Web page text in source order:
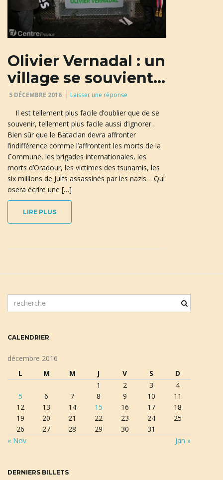
Olivier Vernadal : un
village se souvient…
5 DÉCEMBRE 2016 Laisser une réponse
Il est tellement plus facile d’oublier que de se
souvenir, tellement plus facile aussi d’ignorer.
Bien sûr que le Bataclan devra affronter
l’indifférence comme l’affrontent les morts de la
Commune, les brigades internationales, les
morts d’Oradour, les victimes des tsunamis, les
six millions de Juifs assassinés par les nazis… Qui
osera écrire une […]
LIRE PLUS
o
é
r
e
CALENDRIER
décembre 2016
L
M M J V S D
« Nov Jan »
1 2 3
4
5
6 7 8 9 10
11
12
13 14 15 16 17
18
19
20 21 22 23 24
25
26
27 28 29 30 31
DERNIERS BILLETS